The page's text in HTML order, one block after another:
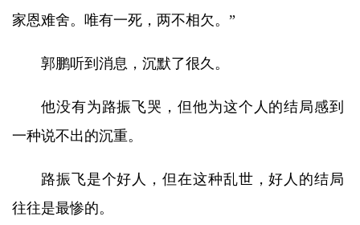
家恩难舍。唯有一死，两不相欠。”
郭鹏听到消息，沉默了很久。
他没有为路振飞哭，但他为这个人的结局感到
一种说不出的沉重。
路振飞是个好人，但在这种乱世，好人的结局
往往是最惨的。